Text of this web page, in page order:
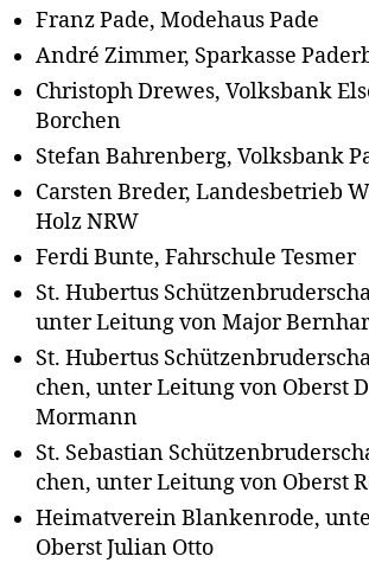
Franz Pade, Mode­haus Pade
André Zim­mer, Spar­kas­se
Chris­toph Dre­wes, Volks­bank
Borchen
Ste­fan Bah­ren­berg, Volks­bank
Cars­ten Bre­der, Lan­des­be­trieb
Holz NRW
Fer­di Bun­te, Fahr­schu­le Tesmer
St. Huber­tus
unter Lei­tung von Major
St. Huber­tus
chen, unter Lei­tung von Oberst
Mormann
St. Sebas­ti­an
chen, unter Lei­tung von Oberst
Hei­mat­ver­ein Blan­ken­ro­de,
Oberst Juli­an Otto